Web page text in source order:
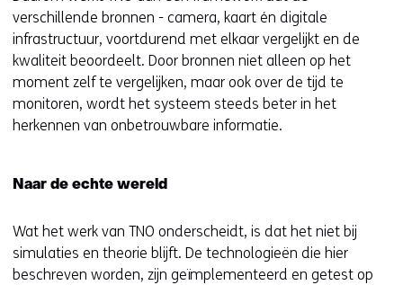
verschillende bronnen - camera, kaart én digitale
infrastructuur, voortdurend met elkaar vergelijkt en de
kwaliteit beoordeelt. Door bronnen niet alleen op het
moment zelf te vergelijken, maar ook over de tijd te
monitoren, wordt het systeem steeds beter in het
herkennen van onbetrouwbare informatie.
Naar de echte wereld
Wat het werk van TNO onderscheidt, is dat het niet bij
simulaties en theorie blijft. De technologieën die hier
beschreven worden, zijn geïmplementeerd en getest op